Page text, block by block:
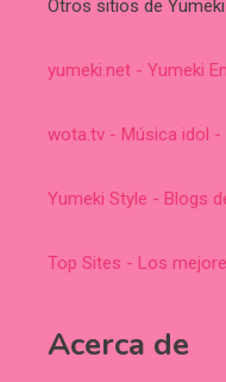
Otros sitios de
yumeki.net - Yumeki
wota.tv - Música idol
Yumeki Style - Blogs
Top Sites - Los
Acerca de